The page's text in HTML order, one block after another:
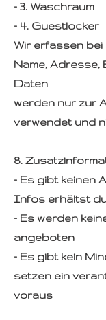
- 3. Waschraum
- 4. Guestlocker
Wir erfassen
Name, Adresse,
Daten
werden nur zur
verwendet und
8.
- Es gibt keinen
Infos erhältst
- Es werden
angeboten
- Es gibt kein
setzen ein
voraus